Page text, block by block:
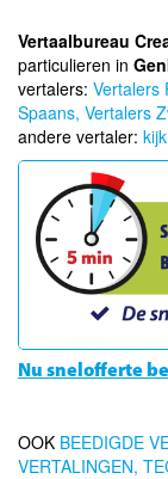
Vertaalbureau
particulieren in
vertalers: Vertalers
Spaans, Vertalers
andere vertaler:
Nu snelofferte
OOK BEEDIGDE
VERTALINGEN,